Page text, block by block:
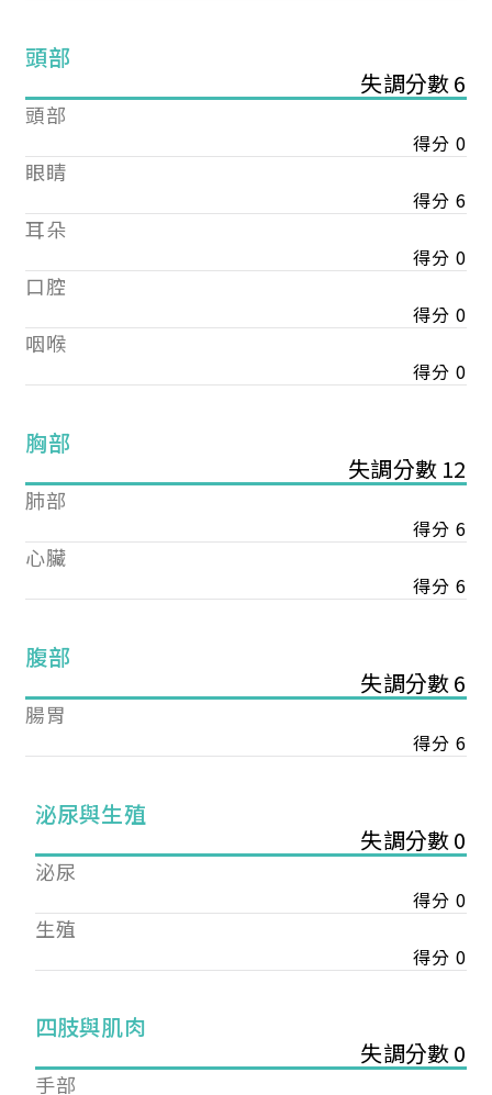
頭部
失調分數 6
頭部
得分 0
眼睛
得分 6
耳朵
得分 0
口腔
得分 0
咽喉
得分 0
胸部
失調分數 12
肺部
得分 6
心臟
得分 6
腹部
失調分數 6
腸胃
得分 6
泌尿與生殖
失調分數 0
泌尿
得分 0
生殖
得分 0
四肢與肌肉
失調分數 0
手部
您已成功送出會員申請
您好，您的會員申請，已成功送出，經本協會理事